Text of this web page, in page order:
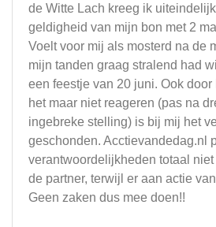
de Witte Lach kreeg ik
geldigheid van mijn bon met 2
Voelt voor mij als mosterd na de
mijn tanden graag stralend had
een feestje van 20 juni. Ook
het maar niet reageren (pas na
ingebreke stelling) is bij mij het
geschonden. Acctievandedag.nl
verantwoordelijkheden totaal
de partner, terwijl er aan actie
Geen zaken dus mee doen!!